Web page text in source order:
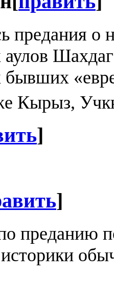
предания о
Кырыз,
]
]
преданию